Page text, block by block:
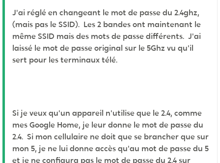
J'ai réglé en changeant le mot de passe du 2.4ghz,
(mais pas le SSID). Les 2 bandes ont maintenant le
même SSID mais des mots de passe différents. J'ai
laissé le mot de passe original sur le 5Ghz vu qu'il
sert pour les terminaux télé.
Si je veux qu'un appareil n'utilise que le 2.4, comme
mes Google Home, je leur donne le mot de passe du
2.4. Si mon cellulaire ne doit que se brancher que sur
mon 5, je ne lui donne accès qu'au mot de passe du 5
et je ne configura pas le mot de passe du 2.4 sur